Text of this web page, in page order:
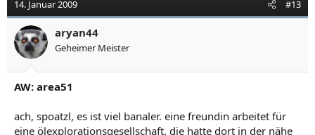
14. Januar 2009 #13
aryan44
Geheimer Meister
AW: area51
ach, spoatzl, es ist viel banaler. eine freundin arbeitet für
eine ölexplorationsgesellschaft. die hatte dort in der nähe